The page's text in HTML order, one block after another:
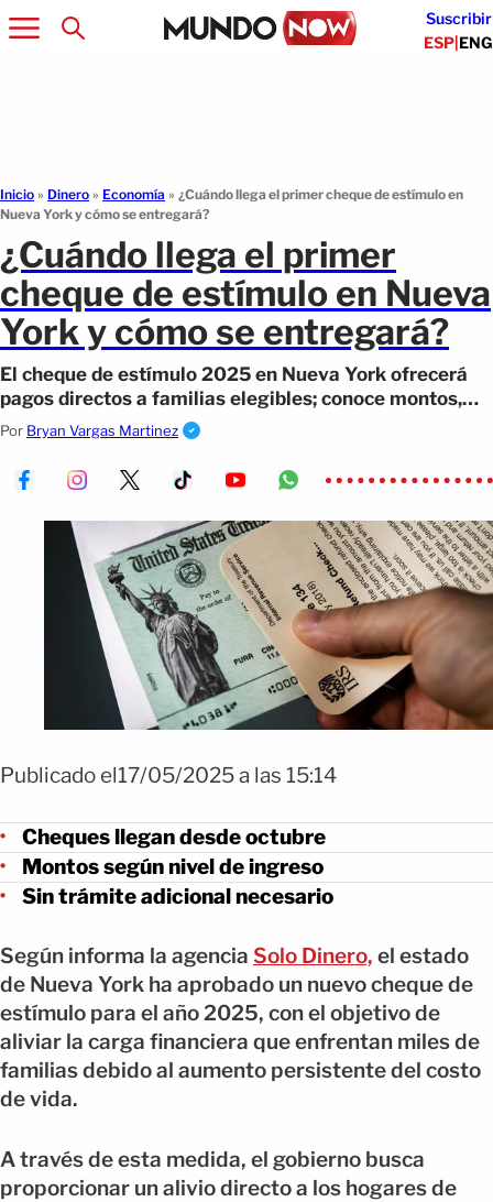
Suscribir
ESP|ENG
Inicio » Dinero » Economía » ¿Cuándo llega el primer cheque de estímulo en
Nueva York y cómo se entregará?
¿Cuándo llega el primer
cheque de estímulo en Nueva
York y cómo se entregará?
El cheque de estímulo 2025 en Nueva York ofrecerá
pagos directos a familias elegibles; conoce montos,
fechas y requisitos.
Por Bryan Vargas Martinez
Publicado el17/05/2025 a las 15:14
Cheques llegan desde octubre
Montos según nivel de ingreso
Sin trámite adicional necesario
Según informa la agencia Solo Dinero, el estado
de Nueva York ha aprobado un nuevo cheque de
estímulo para el año 2025, con el objetivo de
aliviar la carga financiera que enfrentan miles de
familias debido al aumento persistente del costo
de vida.
A través de esta medida, el gobierno busca
proporcionar un alivio directo a los hogares de